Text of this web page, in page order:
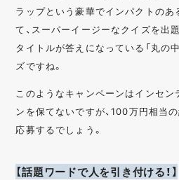
ラップという豪華でインパクトの
て、スーパーイージーなクイズを出
タイトルが答えになっている「丸の
ズですね。
このようなキャンペーンはインセン
ンを保てないですが、100万円相当
応募するでしょう。
【話題ワードで人を引き付ける！】